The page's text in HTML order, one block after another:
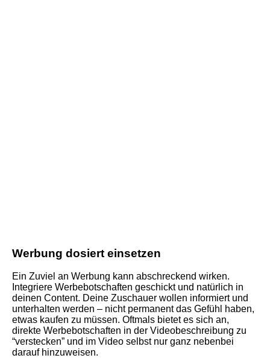
Werbung dosiert einsetzen
Ein Zuviel an Werbung kann abschreckend wirken.
Integriere Werbebotschaften geschickt und natürlich in
deinen Content. Deine Zuschauer wollen informiert und
unterhalten werden – nicht permanent das Gefühl haben,
etwas kaufen zu müssen. Oftmals bietet es sich an,
direkte Werbebotschaften in der Videobeschreibung zu
“verstecken” und im Video selbst nur ganz nebenbei
darauf hinzuweisen.